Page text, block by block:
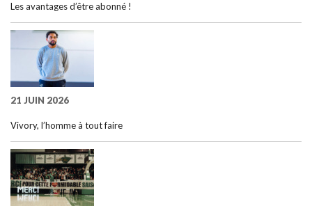
Les avantages d’être abonné !
21 JUIN 2026
Vivory, l’homme à tout faire